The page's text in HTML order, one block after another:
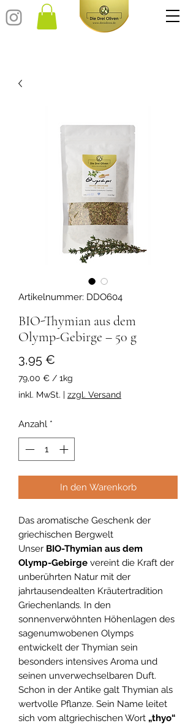
Artikelnummer: DDO604
BIO-Thymian aus dem
Olymp-Gebirge – 50 g
3,95 €
79,00 € / 1kg
79,00 €
Kilogramm
inkl. MwSt. | zzgl. Versand
Anzahl *
In den Warenkorb
Das aromatische Geschenk der
griechischen Bergwelt
Unser BIO-Thymian aus dem
Olymp-Gebirge vereint die Kraft der
unberührten Natur mit der
jahrtausendealten Kräutertradition
Griechenlands. In den
sonnenverwöhnten Höhenlagen des
sagenumwobenen Olymps
entwickelt der Thymian sein
besonders intensives Aroma und
seinen unverwechselbaren Duft.
Schon in der Antike galt Thymian als
wertvolle Pflanze. Sein Name leitet
sich vom altgriechischen Wort „thyo“